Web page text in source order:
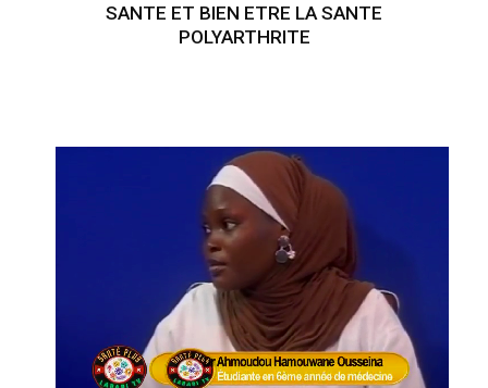
SANTE ET BIEN ETRE LA SANTE
POLYARTHRITE